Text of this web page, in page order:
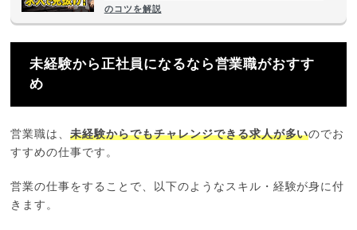
のコツを解説
未経験から正社員になるなら営業職がおすす
め
営業職は、未経験からでもチャレンジできる求人が多いのでお
すすめの仕事です。
営業の仕事をすることで、以下のようなスキル・経験が身に付
きます。